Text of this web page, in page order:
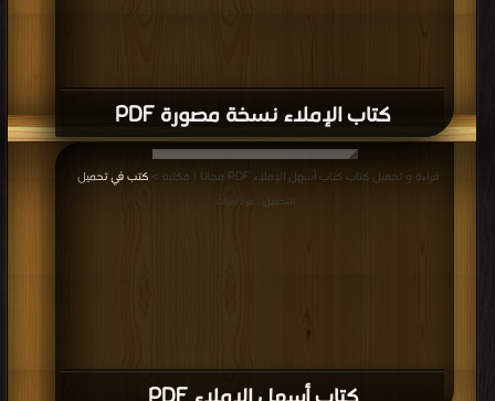
كتاب الإملاء نسخة مصورة PDF
قراءة و تحميل كتاب كتاب أسهل الإملاء PDF مجانا | مكتبة > كتب في تحميل
التحميل : مرة/مرات